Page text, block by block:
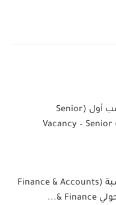
وظيفة محاسب أول (Senior
Accountant) Vacancy – Senior
وظيفة محاسبة (Finance & Accounts